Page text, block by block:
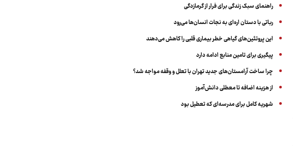
راهنمای سبک زندگی برای فرار از گرمازدگی
رباتی با دستان اره‌ای به نجات انسان‌ها می‌رود
این پروتئین‌های گیاهی خطر بیماری قلبی را کاهش می‌دهند
پیگیری برای تامین منابع ادامه دارد
چرا ساخت آرامستان‌های جدید تهران با تعلل و وقفه مواجه شد؟
از هزینه اضافه تا معطلی دانش‌آموز
شهریه کامل برای مدرسه‌ای که تعطیل بود